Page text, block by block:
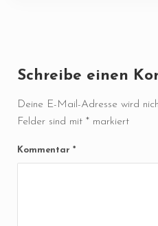
Schreibe einen
Deine E-Mail-Adresse wird
Felder sind mit *markiert
Kommentar *